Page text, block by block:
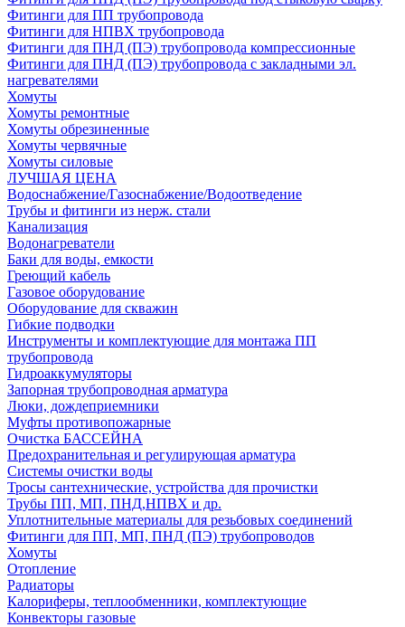
Фитинги для ПП трубопровода
Фитинги для НПВХ трубопровода
Фитинги для ПНД (ПЭ) трубопровода компрессионные
Фитинги для ПНД (ПЭ) трубопровода с закладными эл.
нагревателями
Хомуты
Хомуты ремонтные
Хомуты обрезиненные
Хомуты червячные
Хомуты силовые
ЛУЧШАЯ ЦЕНА
Водоснабжение/Газоснабжение/Водоотведение
Трубы и фитинги из нерж. стали
Канализация
Водонагреватели
Баки для воды, емкости
Греющий кабель
Газовое оборудование
Оборудование для скважин
Гибкие подводки
Инструменты и комплектующие для монтажа ПП
трубопровода
Гидроаккумуляторы
Запорная трубопроводная арматура
Люки, дождеприемники
Муфты противопожарные
Очистка БАССЕЙНА
Предохранительная и регулирующая арматура
Системы очистки воды
Тросы сантехнические, устройства для прочистки
Трубы ПП, МП, ПНД,НПВХ и др.
Уплотнительные материалы для резьбовых соединений
Фитинги для ПП, МП, ПНД (ПЭ) трубопроводов
Хомуты
Отопление
Радиаторы
Калориферы, теплообменники, комплектующие
Конвекторы газовые